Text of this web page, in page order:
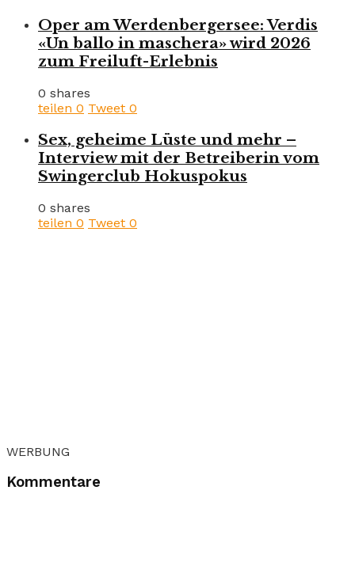
Oper am Werdenbergersee: Verdis
«Un ballo in maschera» wird 2026
zum Freiluft-Erlebnis
0 shares
teilen 0 Tweet 0
Sex, geheime Lüste und mehr –
Interview mit der Betreiberin vom
Swingerclub Hokuspokus
0 shares
teilen 0 Tweet 0
WERBUNG
Kommentare